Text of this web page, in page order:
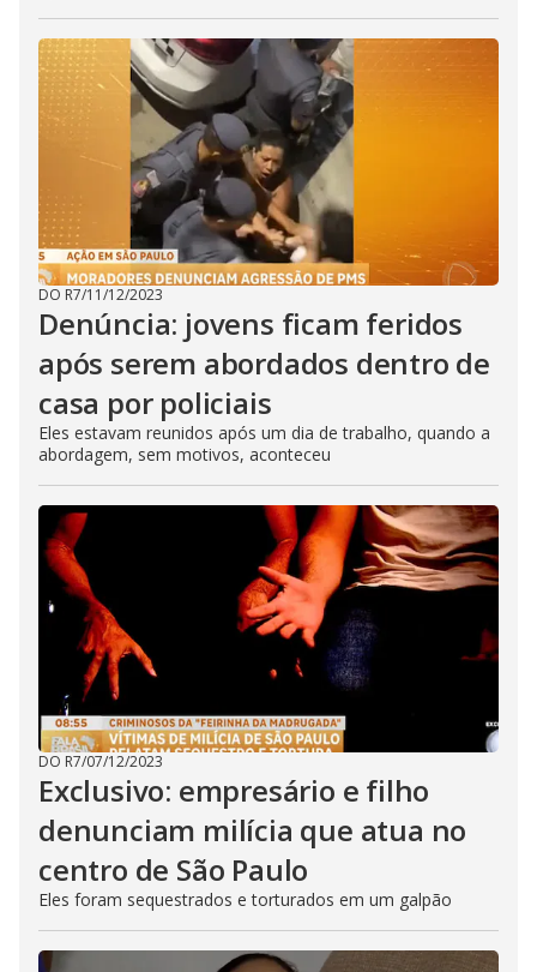
DO R7/11/12/2023
Denúncia: jovens ficam feridos
após serem abordados dentro de
casa por policiais
Eles estavam reunidos após um dia de trabalho, quando a
abordagem, sem motivos, aconteceu
DO R7/07/12/2023
Exclusivo: empresário e filho
denunciam milícia que atua no
centro de São Paulo
Eles foram sequestrados e torturados em um galpão